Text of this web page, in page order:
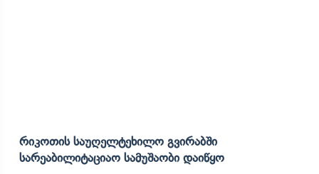
Რიკოთის Საუღელტეხილო Გვირაბში
Სარეაბილიტაციაო Სამუშაობი Დაიწყო